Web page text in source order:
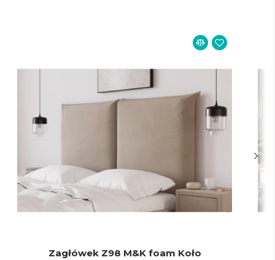
Zagłówek Z98 M&K foam Koło